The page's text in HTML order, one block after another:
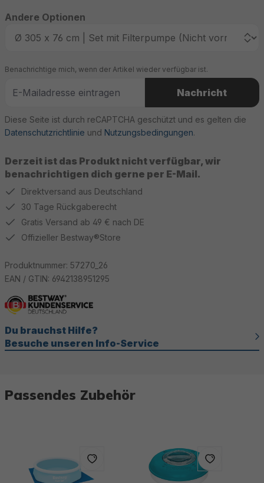
Derzeit ist das Produkt nicht verfügbar, wir
benachrichtigen dich gerne per E-Mail.
Andere Optionen
Benachrichtige mich, wenn der Artikel wieder verfügbar ist.
Nachricht
Diese Seite ist durch reCAPTCHA geschützt und es gelten die
Datenschutzrichtlinie und Nutzungsbedingungen.
Direktversand aus Deutschland
30 Tage Rückgaberecht
Gratis Versand ab 49 € nach DE
Offizieller Bestway®Store
Produktnummer: 57270_26
EAN / GTIN: 6942138951295
Du brauchst Hilfe?
Besuche unseren Info-Service
Passendes Zubehör